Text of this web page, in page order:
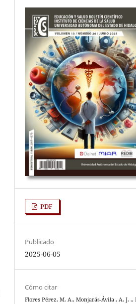
PDF
Publicado
2025-06-05
Cómo citar
Flores Pérez, M. A., Monjarás-Ávila , A. J. .,